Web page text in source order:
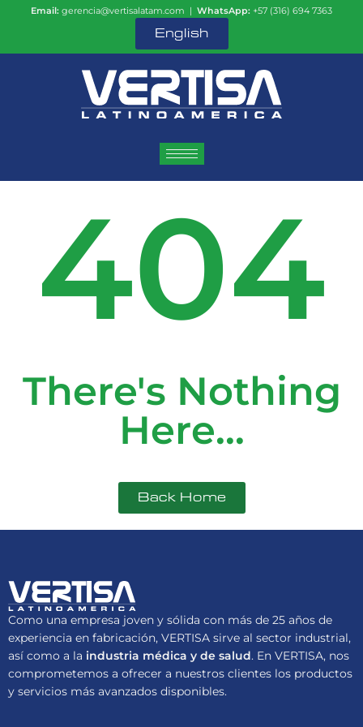
Email: gerencia@vertisalatam.com | WhatsApp: +57 (316) 694 7363
English
404
There's Nothing
Here...
Back Home
Como una empresa joven y sólida con más de 25 años de
experiencia en fabricación, VERTISA sirve al sector industrial,
así como a la industria médica y de salud. En VERTISA, nos
comprometemos a ofrecer a nuestros clientes los productos
y servicios más avanzados disponibles.